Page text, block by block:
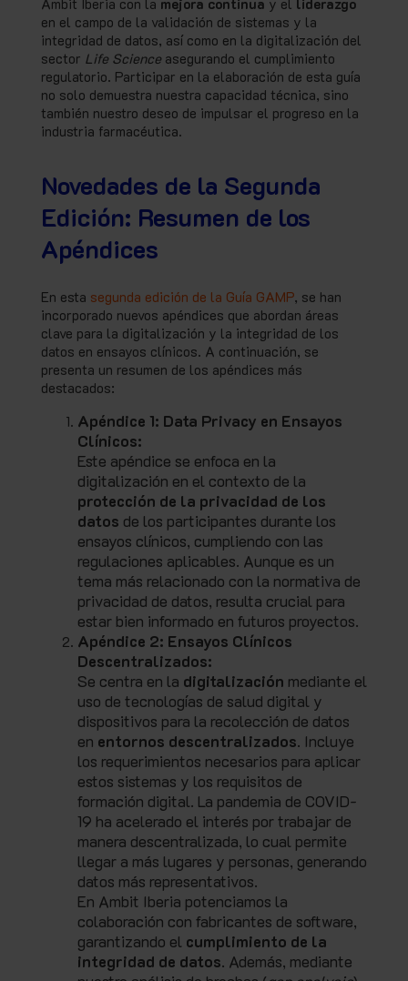
Ambit Iberia con la mejora continua y el liderazgo
en el campo de la validación de sistemas y la
integridad de datos, así como en la digitalización del
sector Life Science asegurando el cumplimiento
regulatorio. Participar en la elaboración de esta guía
no solo demuestra nuestra capacidad técnica, sino
también nuestro deseo de impulsar el progreso en la
industria farmacéutica.
Novedades de la Segunda
Edición: Resumen de los
Apéndices
En esta segunda edición de la Guía GAMP, se han
incorporado nuevos apéndices que abordan áreas
clave para la digitalización y la integridad de los
datos en ensayos clínicos. A continuación, se
presenta un resumen de los apéndices más
destacados:
Apéndice 1: Data Privacy en Ensayos
Clínicos:
Este apéndice se enfoca en la
digitalización en el contexto de la
protección de la privacidad de los
datos de los participantes durante los
ensayos clínicos, cumpliendo con las
regulaciones aplicables. Aunque es un
tema más relacionado con la normativa de
privacidad de datos, resulta crucial para
estar bien informado en futuros proyectos.
Apéndice 2: Ensayos Clínicos
Descentralizados:
Se centra en la digitalización mediante el
uso de tecnologías de salud digital y
dispositivos para la recolección de datos
en entornos descentralizados. Incluye
los requerimientos necesarios para aplicar
estos sistemas y los requisitos de
formación digital. La pandemia de COVID-
19 ha acelerado el interés por trabajar de
manera descentralizada, lo cual permite
llegar a más lugares y personas, generando
datos más representativos.
En Ambit Iberia potenciamos la
colaboración con fabricantes de software,
garantizando el cumplimiento de la
integridad de datos. Además, mediante